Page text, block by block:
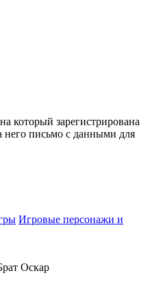
который зарегистрирована
письмо с данными для
Игровые персонажи и
Оскар